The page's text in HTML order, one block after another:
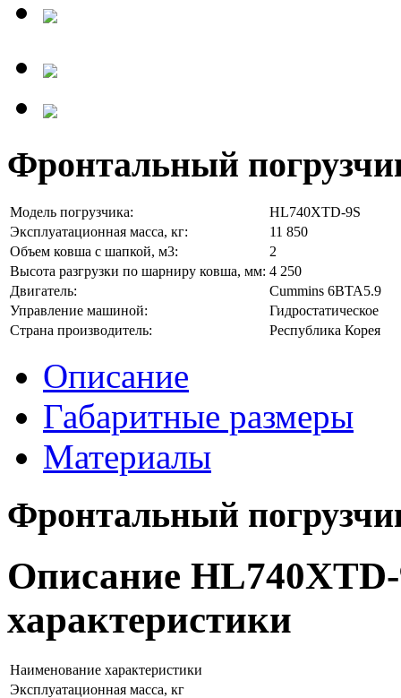
Фронтальный
Модель погрузчика:
HL740XTD-9S
Эксплуатационная масса, кг:
11 850
Объем ковша c шапкой, м3:
2
Высота разгрузки по шарниру ковша, мм: 4 250
Двигатель:
Cummins 6BTA5.9
Управление машиной:
Гидростатическое
Страна производитель:
Республика Корея
Описание
Габаритные размеры
Материалы
Фронтальный
Описание
характеристики
Наименование характеристики
Эксплуатационная масса, кг